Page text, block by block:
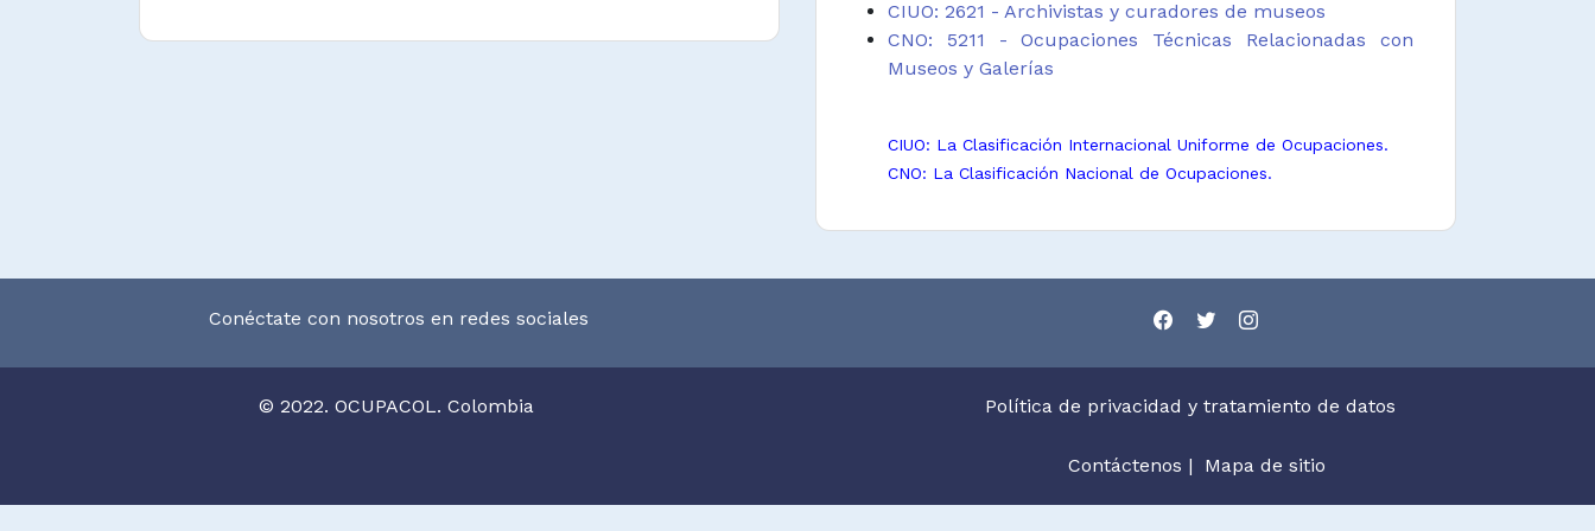
documentación museística incluyendo información
normativas.
Diseñar, ejecutar y evaluar proyectos educativos y
o temáticas propias del museo, que aporten a
CIUO: 2621 - Archivistas y curadores de museos
CNO: 5211 - Ocupaciones Técnicas Relacionadas con
Museos y Galerías
CIUO: La Clasificación Internacional Uniforme de Ocupaciones.
CNO: La Clasificación Nacional de Ocupaciones.
Conéctate con nosotros en redes sociales
© 2022. OCUPACOL. Colombia Política de privacidad y tratamiento de datos
Contáctenos | Mapa de sitio